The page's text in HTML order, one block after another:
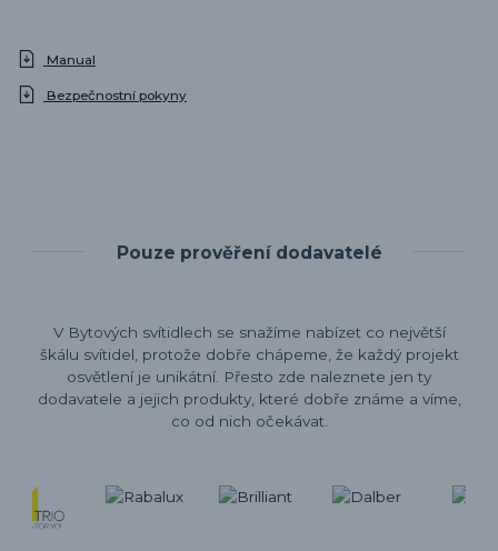
Manual
Bezpečnostní pokyny
Pouze prověření dodavatelé
V Bytových svítidlech se snažíme nabízet co největší
škálu svítidel, protože dobře chápeme, že každý projekt
osvětlení je unikátní. Přesto zde naleznete jen ty
dodavatele a jejich produkty, které dobře známe a víme,
co od nich očekávat.